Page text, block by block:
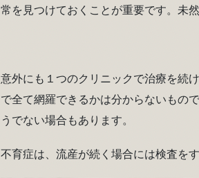
常を見つけておくことが重要です。未
意外にも１つのクリニックで治療を続
で全て網羅できるかは分からないもの
うでない場合もあります。
不育症は、流産が続く場合には検査をす